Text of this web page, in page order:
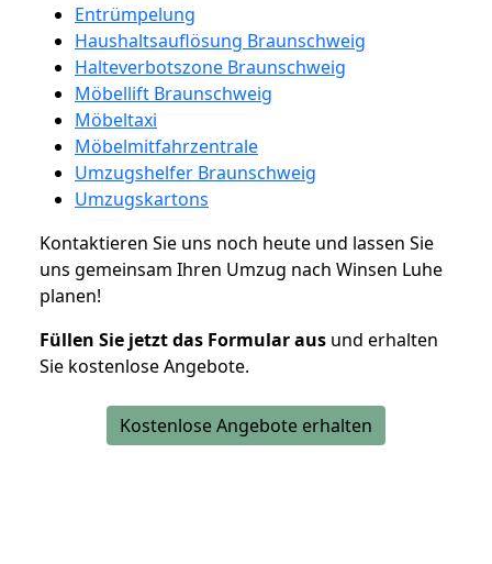
Entrümpelung
Haushaltsauflösung Braunschweig
Halteverbotszone Braunschweig
Möbellift Braunschweig
Möbeltaxi
Möbelmitfahrzentrale
Umzugshelfer Braunschweig
Umzugskartons
Kontaktieren Sie uns noch heute und lassen Sie
uns gemeinsam Ihren Umzug nach Winsen Luhe
planen!
Füllen Sie jetzt das Formular aus und erhalten
Sie kostenlose Angebote.
Kostenlose Angebote erhalten